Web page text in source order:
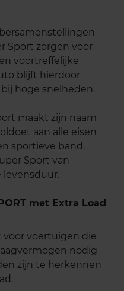
Sport zorgen voor
voortreffelijke
blijft hierdoor
hoge snelheden.
maakt zijn naam
aan alle eisen
sportieve band.
Sport van
levensduur.
met Extra Load
voor voertuigen die
nodig
zijn te herkennen